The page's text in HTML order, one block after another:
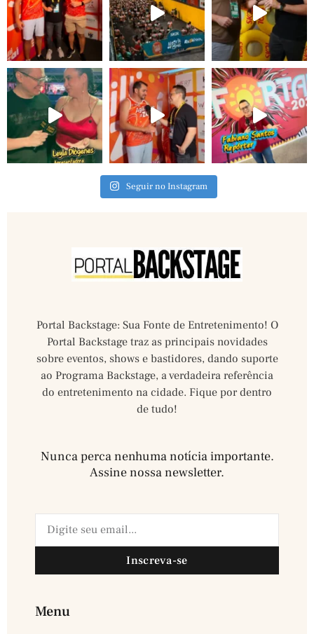
Seguir no Instagram
Portal Backstage: Sua Fonte de Entretenimento! O
Portal Backstage traz as principais novidades
sobre eventos, shows e bastidores, dando suporte
ao Programa Backstage, a verdadeira referência
do entretenimento na cidade. Fique por dentro
de tudo!
Nunca perca nenhuma notícia importante.
Assine nossa newsletter.​
Inscreva-se
Menu